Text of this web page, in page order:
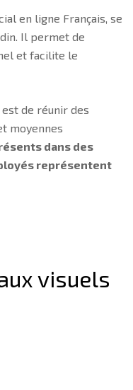
en ligne Français, se
Il permet de
et facilite le
est de réunir des
moyennes
dans des
représentent
visuels